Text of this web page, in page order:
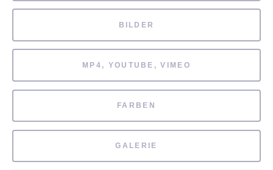
BILDER
MP4, YOUTUBE, VIMEO
FARBEN
GALERIE